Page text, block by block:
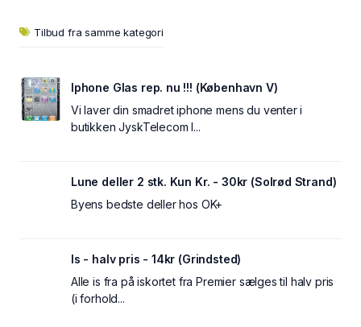
Tilbud fra samme kategori
Iphone Glas rep. nu !!! (København V)
Vi laver din smadret iphone mens du venter i
butikken JyskTelecom I...
Lune deller 2 stk. Kun Kr. - 30kr (Solrød Strand)
Byens bedste deller hos OK+
Is - halv pris - 14kr (Grindsted)
Alle is fra på iskortet fra Premier sælges til halv pris
(i forhold...